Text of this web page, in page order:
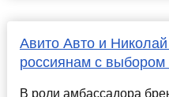
Авито Авто и
россиянам с выбором
В роли амбассадора